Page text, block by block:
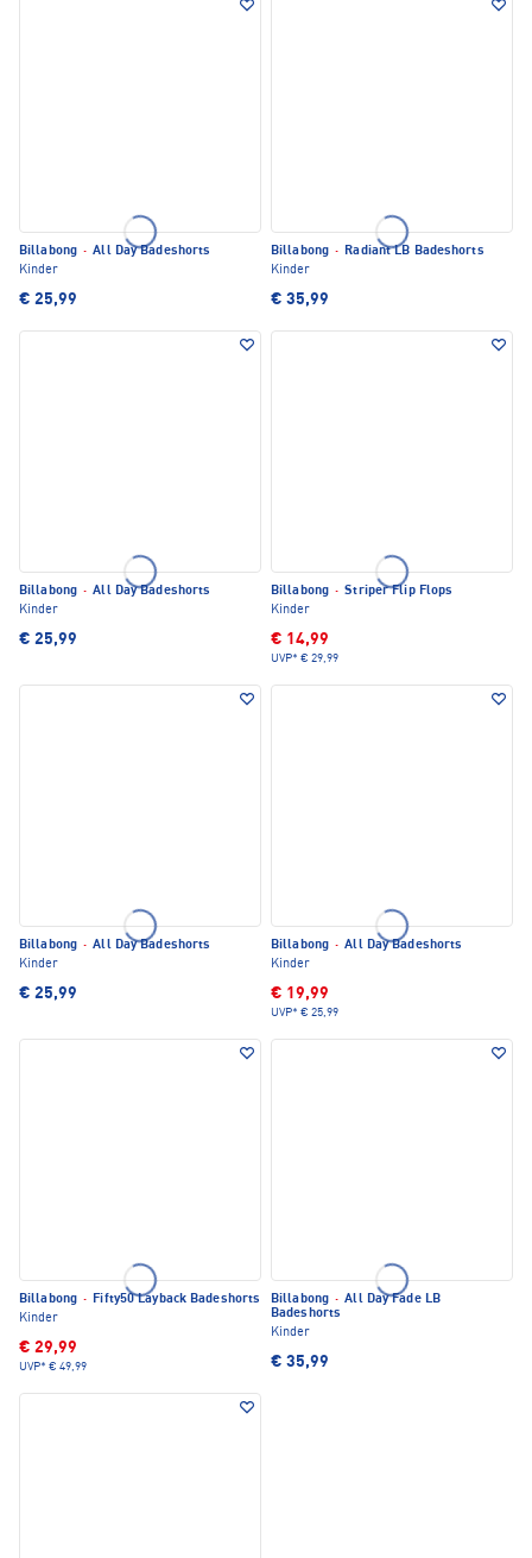
Billabong · All Day Badeshorts
Kinder
€ 25,99
Billabong · Radiant LB Badeshorts
Kinder
€ 35,99
Billabong · All Day Badeshorts
Kinder
€ 25,99
Billabong · Striper Flip Flops
Kinder
€ 14,99
UVP* € 29,99
Billabong · All Day Badeshorts
Kinder
€ 25,99
Billabong · All Day Badeshorts
Kinder
€ 19,99
UVP* € 25,99
Billabong · Fifty50 Layback Badeshorts
Kinder
€ 29,99
UVP* € 49,99
Billabong · All Day Fade LB
Badeshorts
Kinder
€ 35,99